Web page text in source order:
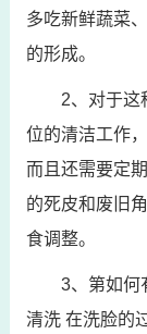
多吃新鲜蔬菜
的形成。
2、对于这
位的清洁工作
而且还需要定
的死皮和废旧
食调整。
3、第如何
清洗 在洗脸的